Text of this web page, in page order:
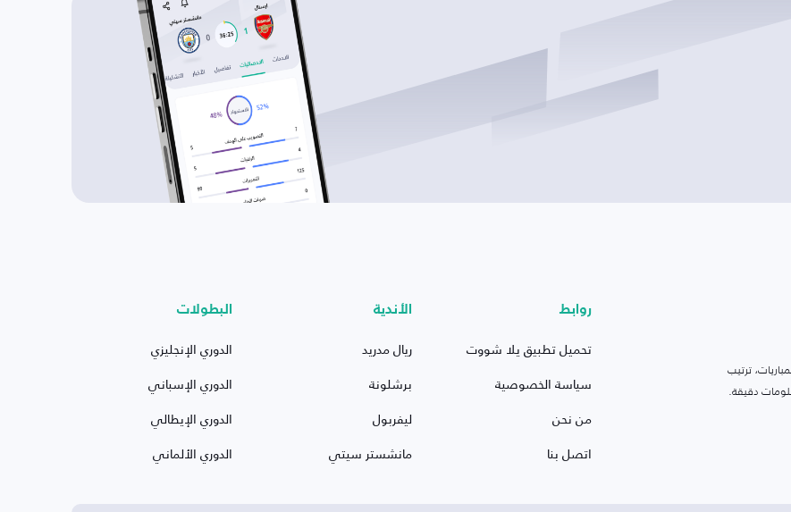
ترتيب
دقيقة.
روابط
تحميل تطبيق يلا شووت
سياسة الخصوصية
من نحن
اتصل بنا
الأندية
ريال مدريد
برشلونة
ليفربول
مانشستر سيتي
البطولات
الدوري الإنجليزي
الدوري الإسباني
الدوري الإيطالي
الدوري الألماني